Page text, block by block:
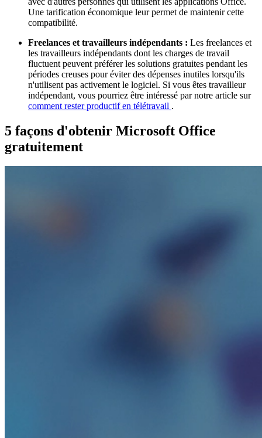
Une tarification économique leur permet de maintenir cette
compatibilité.
Freelances et travailleurs indépendants : Les freelances et
les travailleurs indépendants dont les charges de travail
fluctuent peuvent préférer les solutions gratuites pendant les
périodes creuses pour éviter des dépenses inutiles lorsqu'ils
n'utilisent pas activement le logiciel. Si vous êtes travailleur
indépendant, vous pourriez être intéressé par notre article sur
comment rester productif en télétravail .
5 façons d'obtenir Microsoft Office
gratuitement